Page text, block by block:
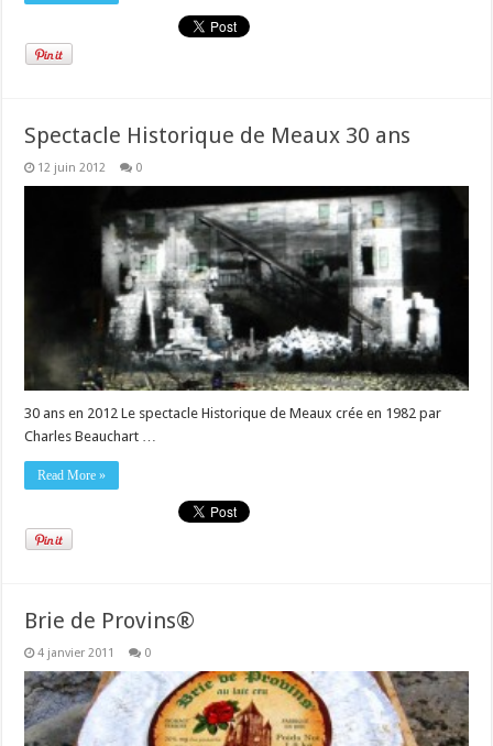
Spectacle Historique de Meaux 30 ans
12 juin 2012 0
30 ans en 2012 Le spectacle Historique de Meaux crée en 1982 par
Charles Beauchart …
Read More »
Brie de Provins®
4 janvier 2011 0